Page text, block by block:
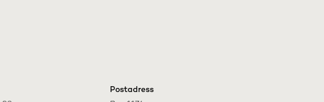
Postadress